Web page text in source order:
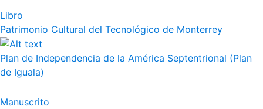
Libro
Patrimonio Cultural del Tecnológico de Monterrey
Plan de Independencia de la América Septentrional (Plan
de Iguala)
Manuscrito